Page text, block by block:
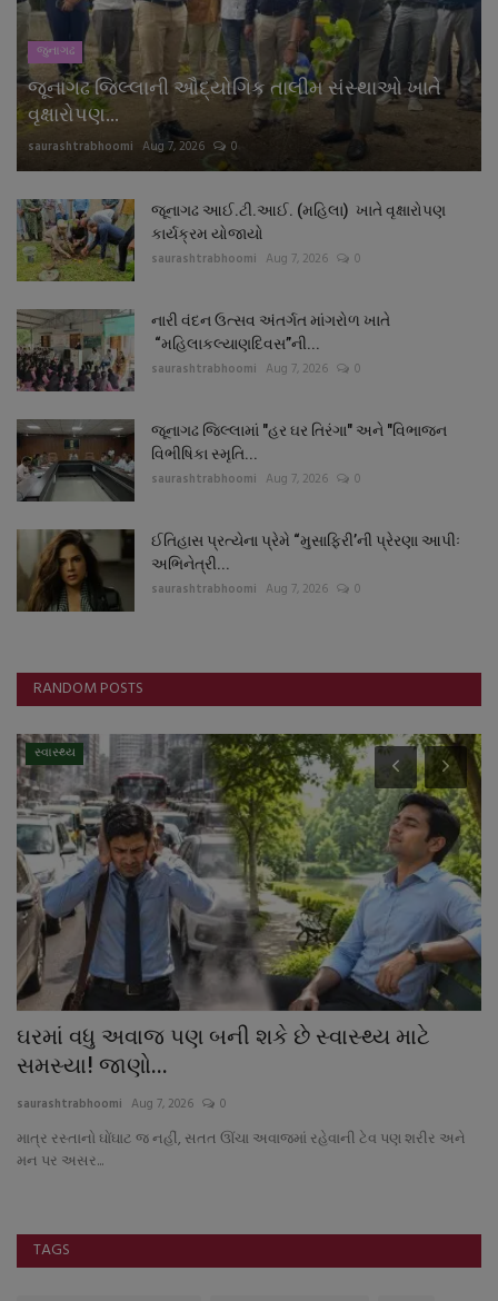
જુનાગઢ
જૂનાગઢ જિલ્લાની ઔદ્યોગિક તાલીમ સંસ્થાઓ ખાતે
વૃક્ષારોપણ...
saurashtrabhoomi Aug 7, 2026 0
જૂનાગઢ આઈ.ટી.આઈ. (મહિલા) ખાતે વૃક્ષારોપણ
કાર્યક્રમ યોજાયો
saurashtrabhoomi Aug 7, 2026 0
નારી વંદન ઉત્સવ અંતર્ગત માંગરોળ ખાતે
“મહિલાકલ્યાણદિવસ”ની...
saurashtrabhoomi Aug 7, 2026 0
જૂનાગઢ જિલ્લામાં "હર ઘર તિરંગા" અને "વિભાજન
વિભીષિકા સ્મૃતિ...
saurashtrabhoomi Aug 7, 2026 0
ઈતિહાસ પ્રત્યેના પ્રેમે “મુસાફિરી’ની પ્રેરણા આપીઃ
અભિનેત્રી...
saurashtrabhoomi Aug 7, 2026 0
RANDOM POSTS
સ્વાસ્થ્ય
ઘરમાં વધુ અવાજ પણ બની શકે છે સ્વાસ્થ્ય માટે
સમસ્યા! જાણો...
saurashtrabhoomi Aug 7, 2026 0
માત્ર રસ્તાનો ઘોંઘાટ જ નહીં, સતત ઊંચા અવાજમાં રહેવાની ટેવ પણ શરીર અને
મન પર અસર...
TAGS